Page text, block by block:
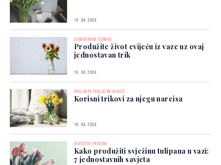
19. 04. 2024.
JEDNOSTAVNA TEHNIKA
Produžite život cvijeću iz vaze uz ovaj
jednostavan trik
18. 04. 2024.
PRELIJEPO PROLJETNO CVIJEĆE
Korisni trikovi za njegu narcisa
10. 04. 2024.
OSVJEŽITE PROSTOR
Kako produžiti svježinu tulipana u vazi:
7 jednostavnih savjeta